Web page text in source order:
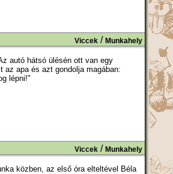
Viccek/ Munkahely
autó hátsó ülésén ott van egy
apa és azt gondolja magában:
lépni!"
Viccek/ Munkahely
közben, az első óra elteltével Béla